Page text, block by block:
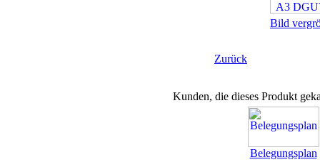
Bild
Zurück
Kunden, die dieses Produkt
Belegungsplan